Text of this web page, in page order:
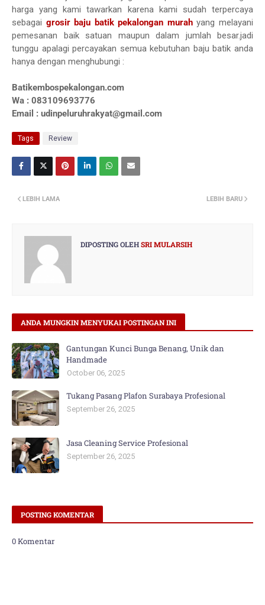
harga yang kami tawarkan karena kami sudah terpercaya
sebagai grosir baju batik pekalongan murahyang melayani
pemesanan baik satuan maupun dalam jumlah besar.jadi
tunggu apalagi percayakan semua kebutuhan baju batik anda
hanya dengan menghubungi :
Batikembospekalongan.com
Wa : 083109693776
Email : udinpeluruhrakyat@gmail.com
Tags Review
LEBIH BARU
LEBIH LAMA
DIPOSTING OLEHSRI MULARSIH
ANDA MUNGKIN MENYUKAI POSTINGAN INI
Gantungan Kunci Bunga Benang, Unik dan
Handmade
October 06, 2025
Tukang Pasang Plafon Surabaya Profesional
September 26, 2025
Jasa Cleaning Service Profesional
September 26, 2025
POSTING KOMENTAR
0 Komentar